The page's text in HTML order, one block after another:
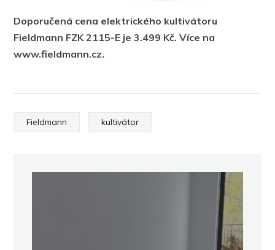
Doporučená cena elektrického kultivátoru
Fieldmann FZK 2115-E je 3.499 Kč. Více na
www.fieldmann.cz.
Fieldmann kultivátor